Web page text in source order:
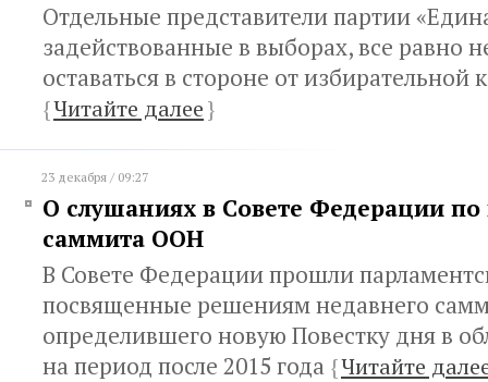
Отдельные представители партии
задействованные в выборах, все равно
оставаться в стороне от избирательной
{Читайте далее}
23 декабря / 09:27
О слушаниях в Совете Федерации по
саммита ООН
В Совете Федерации прошли
посвященные решениям недавнего
определившего новую Повестку дня в
на период после 2015 года {Читайте